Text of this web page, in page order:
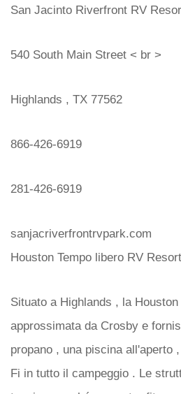
San Jacinto Riverfront RV
540 South Main Street < br >
Highlands , TX 77562
866-426-6919
281-426-6919
sanjacriverfrontrvpark.com
Houston Tempo libero RV Resort
Situato a Highlands , la
approssimata da Crosby e
propano , una piscina all'aperto
Fi in tutto il campeggio . Le